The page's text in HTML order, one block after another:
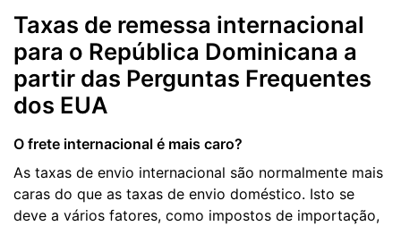
Taxas de remessa internacional
para o República Dominicana a
partir das Perguntas Frequentes
dos EUA
O frete internacional é mais caro?
As taxas de envio internacional são normalmente mais
caras do que as taxas de envio doméstico. Isto se
deve a vários fatores, como impostos de importação,